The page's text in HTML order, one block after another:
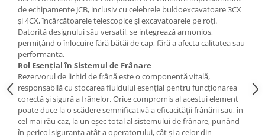
Etrieri
Placute de frana
Pompa de frana - cilindru de frana
Frana utilaje
Supapa franare
Kit reparatii
Cabluri frana
Rezervor lichid de frana
Lichid de frana
Piese Lamborghini
Piese Same
Piese Renault
Piese Hurlimann
Piese Zetor
Piese Weidemann
Piese Ausa
de echipamente JCB, inclusiv cu celebrele buldoexcavatoare 3CX
și 4CX, încărcătoarele telescopice și excavatoarele pe roți.
Datorită designului său versatil, se integrează armonios,
permițând o înlocuire fără bătăi de cap, fără a afecta calitatea sau
performanța.
Rol Esențial în Sistemul de Frânare
Rezervorul de lichid de frână este o componentă vitală,
responsabilă cu stocarea fluidului esențial pentru funcționarea
corectă și sigură a frânelor. Orice compromis al acestui element
poate duce la o scădere semnificativă a eficacității frânării sau, în
cel mai rău caz, la un eșec total al sistemului de frânare, punând
în pericol siguranța atât a operatorului, cât și a celor din